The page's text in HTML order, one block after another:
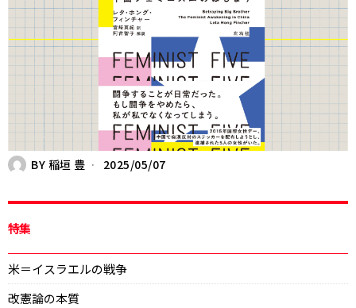
BY 稲垣 豊 2025/05/07
特集
米＝イスラエルの戦争
改憲論の本質